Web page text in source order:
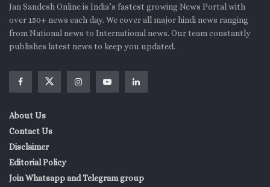
Jan Sandesh Online is India’s fastest growing News Portal with
over 150+ news each day. We cover all major hindi news ranging
from National news to International news. Our team constantly
publishes latest news to keep you updated.
About Us
Contact Us
Disclaimer
Editorial Policy
Join Whatsapp and Telegram group